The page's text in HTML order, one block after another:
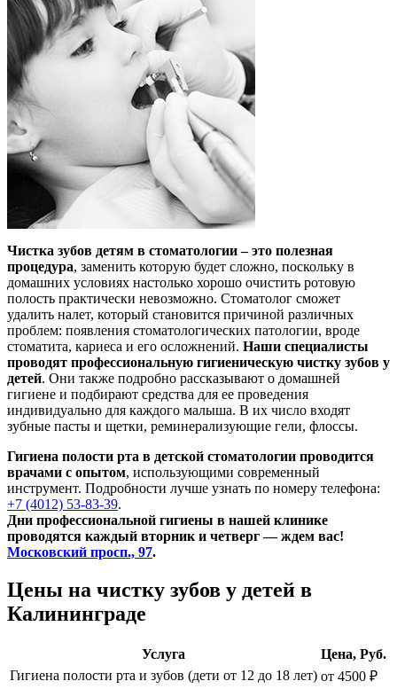
Чистка зубов детям в стоматологии – это полезная
процедура, заменить которую будет сложно, поскольку в
домашних условиях настолько хорошо очистить ротовую
полость практически невозможно. Стоматолог сможет
удалить налет, который становится причиной различных
проблем: появления стоматологических патологии, вроде
стоматита, кариеса и его осложнений. Наши специалисты
проводят профессиональную гигиеническую чистку зубов у
детей. Они также подробно рассказывают о домашней
гигиене и подбирают средства для ее проведения
индивидуально для каждого малыша. В их число входят
зубные пасты и щетки, реминерализующие гели, флоссы.
Гигиена полости рта в детской стоматологии проводится
врачами с опытом, использующими современный
инструмент. Подробности лучше узнать по номеру телефона:
+7 (4012) 53-83-39.
Дни профессиональной гигиены в нашей клинике
проводятся каждый вторник и четверг — ждем вас!
Московский просп., 97.
Цены на чистку зубов у детей в
Калининграде
Услуга
Цена, Руб.
Гигиена полости рта и зубов (дети от 12 до 18 лет) от 4500 ₽